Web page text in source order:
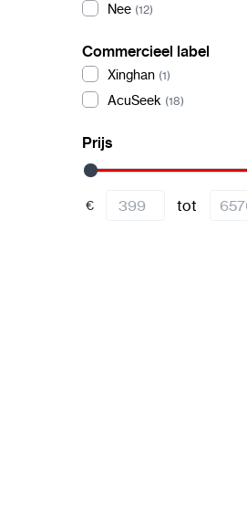
Nee (12)
Commercieel label
Xinghan (1)
AcuSeek (18)
Prijs
€ tot